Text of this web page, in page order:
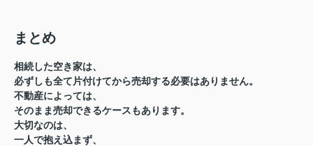
まとめ
相続した空き家は、
必ずしも全て片付けてから売却する必要はありません。
不動産によっては、
そのまま売却できるケースもあります。
大切なのは、
一人で抱え込まず、